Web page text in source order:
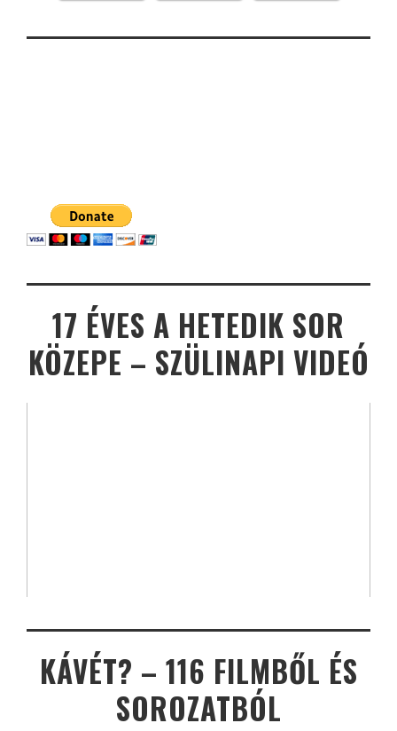
17 ÉVES A HETEDIK SOR
KÖZEPE – SZÜLINAPI VIDEÓ
KÁVÉT? – 116 FILMBŐL ÉS
SOROZATBÓL